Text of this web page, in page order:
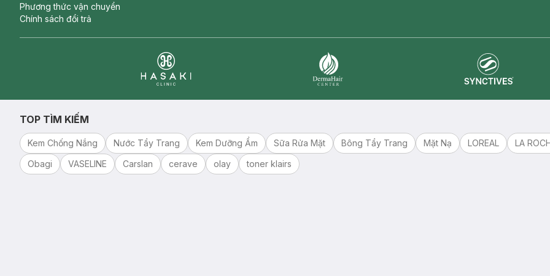
Phương thức vận chuyển
Chính sách đổi trả
TOP TÌM KIẾM
Kem Chống Nắng Nước Tẩy Trang Kem Dưỡng Ẩm Sữa Rửa Mặt Bông Tẩy Trang Mặt Nạ LOREAL LA
Obagi
VASELINE Carslan cerave olay toner klairs